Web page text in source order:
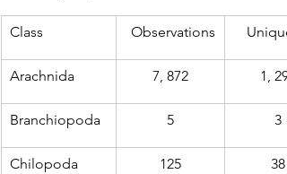
Class Observations
Arachnida 7, 872 1, 298
Branchiopoda 5 3
Chilopoda 125
38